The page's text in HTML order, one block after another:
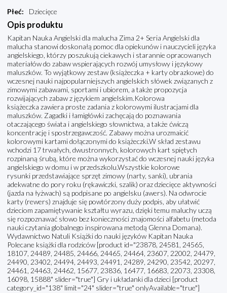
Płeć: Dziecięce
Opis produktu
Kapitan Nauka Angielski dla malucha Zima 2+ Seria Angielski dla
malucha stanowi doskonałą pomoc dla opiekunów i nauczycieli języka
angielskiego, którzy poszukują ciekawych i starannie opracowanych
materiałów do zabaw wspierających rozwój umysłowy i językowy
maluszków. To wyjątkowy zestaw (książeczka + karty obrazkowe) do
wczesnej nauki najpopularniejszych angielskich słówek związanych z
zimowymi zabawami, sportami i ubiorem, a także propozycja
rozwijających zabaw z językiem angielskim.Kolorowa
książeczka zawiera proste zadania z kolorowymi ilustracjami dla
maluszków. Zagadki i łamigłówki zachęcają do poznawania
otaczającego świata i angielskiego słownictwa, a także ćwiczą
koncentrację i spostrzegawczość. Zabawy można urozmaicić
kolorowymi kartami dołączonymi do książeczki.W skład zestawu
wchodzi 17 trwałych, dwustronnych, kolorowych kart spiętych
rozpinaną śrubą, które można wykorzystać do wczesnej nauki języka
angielskiego w domu i w przedszkolu.Wszystkie kolorowe
rysunki przedstawiające sprzęt zimowy (narty, sanki), ubrania
adekwatne do pory roku (rękawiczki, szalik) oraz dziecięce aktywności
(jazda na łyżwach) są podpisane po angielsku (awers). Na odwrocie
karty (rewers) znajduje się powtórzony duży podpis, aby ułatwić
dzieciom zapamiętywanie kształtu wyrazu, dzięki temu maluchy uczą
się rozpoznawać słowo bez konieczności znajomości alfabetu (metoda
nauki czytania globalnego inspirowana metodą Glenna Domana).
Wydawnictwo Natuli Książki do nauki języków Kapitan Nauka
Polecane książki dla rodziców [product id="23878, 24581, 24565,
18107, 24489, 24485, 24466, 24465, 24464, 23607, 22002, 24479,
24490, 23402, 24494, 24493, 24491, 24289, 24290, 23542, 20297,
24461, 24463, 24462, 15677, 23836, 16477, 16683, 22073, 23308,
16098, 15888" slider="true"] Gry i układanki dla dzieci [product
category_id="138" limit="24" slider="true" onlyAvailable="true"]